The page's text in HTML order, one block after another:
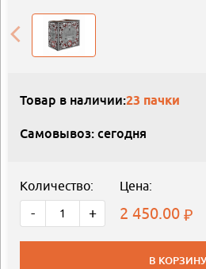
Товар в наличии:23 пачки
Самовывоз: сегодня
Количество:
- +
Цена:
2 450.00
В КОРЗИНУ